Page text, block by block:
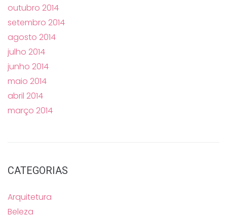
outubro 2014
setembro 2014
agosto 2014
julho 2014
junho 2014
maio 2014
abril 2014
março 2014
CATEGORIAS
Arquitetura
Beleza